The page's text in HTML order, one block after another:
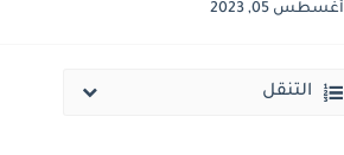
أغسطس 05, 2023
التنقل